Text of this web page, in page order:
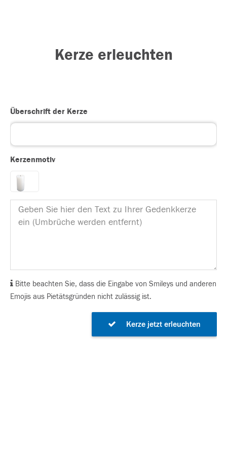
Kerze erleuchten
Überschrift der Kerze
Kerzenmotiv
Bitte beachten Sie, dass die Eingabe von Smileys und anderen
Emojis aus Pietätsgründen nicht zulässig ist.
Kerze jetzt erleuchten